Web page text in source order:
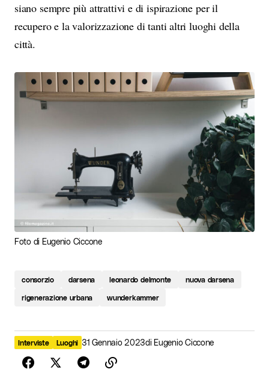
siano sempre più attrattivi e di ispirazione per il
recupero e la valorizzazione di tanti altri luoghi della
città.
Foto di Eugenio Ciccone
consorzio darsena leonardo delmonte nuova darsena
rigenerazione urbana wunderkammer
Interviste Luoghi 31 Gennaio 2023di Eugenio Ciccone